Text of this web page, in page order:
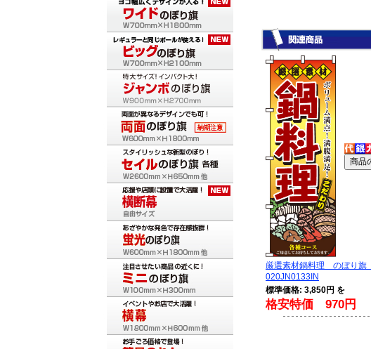
厳選素材鍋料理 のぼり旗
020JN0133IN
標準価格: 3,850円 を
格安特価 970円